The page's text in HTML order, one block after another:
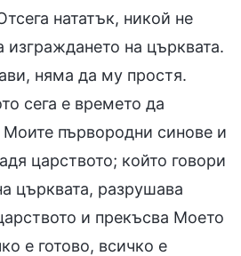
нататък, никой не
на църквата.
няма да му простя.
сега е времето да
Моите първородни синове и
царството; който говори
църквата, разрушава
и прекъсва Моето
е готово, всичко е